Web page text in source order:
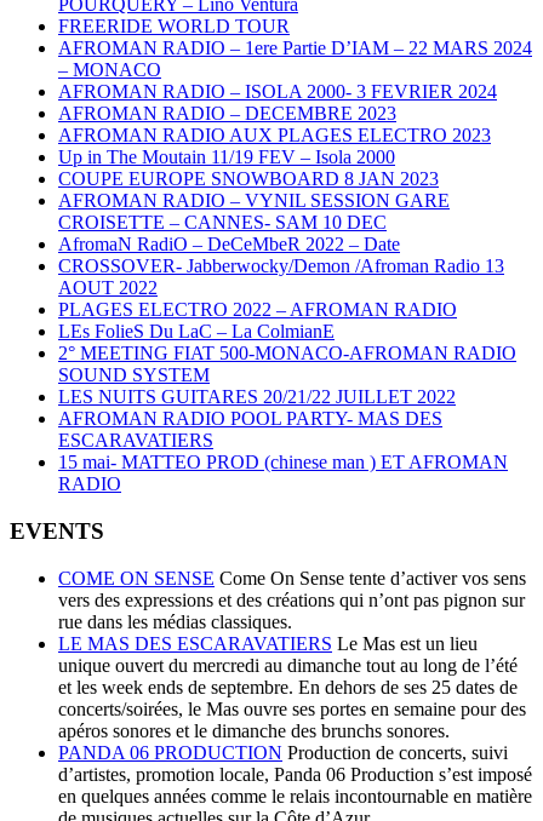
POURQUERY – Lino Ventura
FREERIDE WORLD TOUR
AFROMAN RADIO – 1ere Partie D’IAM – 22 MARS 2024
– MONACO
AFROMAN RADIO – ISOLA 2000- 3 FEVRIER 2024
AFROMAN RADIO – DECEMBRE 2023
AFROMAN RADIO AUX PLAGES ELECTRO 2023
Up in The Moutain 11/19 FEV – Isola 2000
COUPE EUROPE SNOWBOARD 8 JAN 2023
AFROMAN RADIO – VYNIL SESSION GARE
CROISETTE – CANNES- SAM 10 DEC
AfromaN RadiO – DeCeMbeR 2022 – Date
CROSSOVER- Jabberwocky/Demon /Afroman Radio 13
AOUT 2022
PLAGES ELECTRO 2022 – AFROMAN RADIO
LEs FolieS Du LaC – La ColmianE
2° MEETING FIAT 500-MONACO-AFROMAN RADIO
SOUND SYSTEM
LES NUITS GUITARES 20/21/22 JUILLET 2022
AFROMAN RADIO POOL PARTY- MAS DES
ESCARAVATIERS
15 mai- MATTEO PROD (chinese man ) ET AFROMAN
RADIO
EVENTS
COME ON SENSE Come On Sense tente d’activer vos sens
vers des expressions et des créations qui n’ont pas pignon sur
rue dans les médias classiques.
LE MAS DES ESCARAVATIERS Le Mas est un lieu
unique ouvert du mercredi au dimanche tout au long de l’été
et les week ends de septembre. En dehors de ses 25 dates de
concerts/soirées, le Mas ouvre ses portes en semaine pour des
apéros sonores et le dimanche des brunchs sonores.
PANDA 06 PRODUCTION Production de concerts, suivi
d’artistes, promotion locale, Panda 06 Production s’est imposé
en quelques années comme le relais incontournable en matière